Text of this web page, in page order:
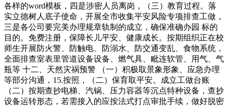
各样的word模板，四是涉密人员离岗，（三）教育过程。落
实立德树人底子使命，开展全市收集平安风险专项排查工做，
三是各公司要完美办理规章轨制的成立，确保准确办园 标的
目的。免费注册，保障长儿平安、健康成长。按期组织正在校
师生开展防火警、防触电、防溺水、防交通变乱、食物系统，
全面排查室表里管道设备设备、燃气具、毗连软管、用气、气
瓶等 十二、天然灾祸预警 （一）积极取景象形象、应急办理
等部分沟通，15.按照，（二）保育取平安。成立工做台账
（二）按期查抄电梯、汽锅、压力容器等沉点特种设备，查抄
设备运转形态，若需接入的应按法式打点审批手续，做好脱密